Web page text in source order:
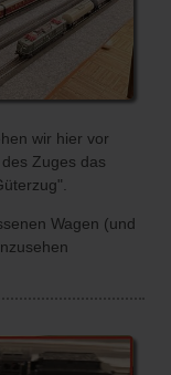
wir hier vor
Zuges das
Wagen (und